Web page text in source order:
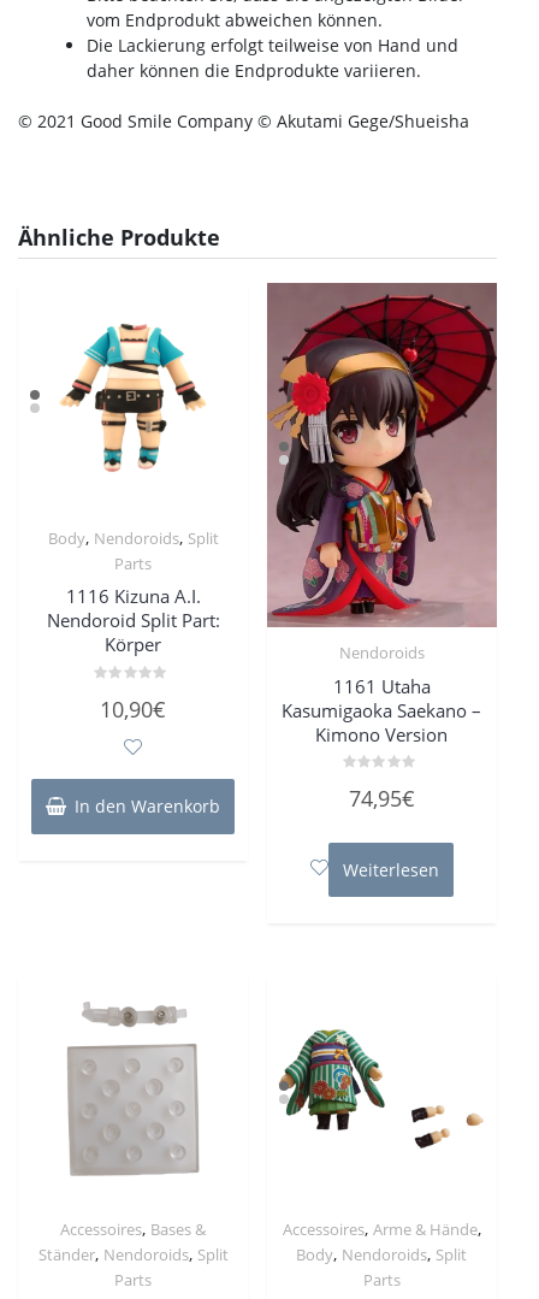
vom Endprodukt abweichen können.
Die Lackierung erfolgt teilweise von Hand und
daher können die Endprodukte variieren.
© 2021 Good Smile Company © Akutami Gege/Shueisha
Ähnliche Produkte
Body, Nendoroids, Split
Parts
1116 Kizuna A.I.
Nendoroid Split Part:
Körper
mit
10,90€
In den Warenkorb
Nendoroids
1161 Utaha
Kasumigaoka Saekano –
Kimono Version
mit
5
74,95€
Weiterlesen
Accessoires, Bases &
Ständer, Nendoroids, Split
Parts
Accessoires, Arme & Hände,
Body, Nendoroids, Split
Parts